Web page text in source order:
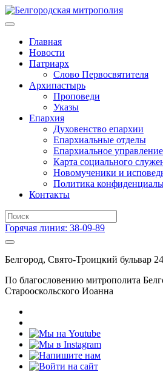
Главная
Новости
Патриарх
Слово Первосвятителя
Архипастырь
Проповеди
Указы
Епархия
Духовенство епархии
Епархиальные отделы
Епархиальное управление
Карта социального
Новомученики и
Политика
Контакты
Горячая линия: 38-09-89
Белгород, Свято-Троицкий бульвар
По благословению митрополита
Старооскольского Иоанна